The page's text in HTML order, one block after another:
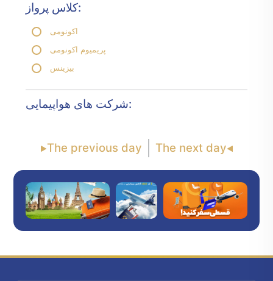
کلاس پرواز:
اکونومی
پریمیوم اکونومی
بیزینس
شرکت های هواپیمایی:
The previous day The next day